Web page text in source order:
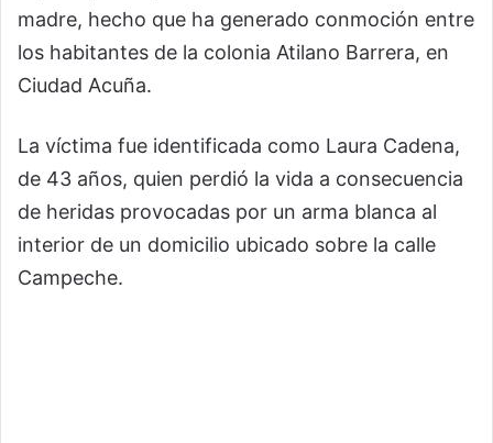
madre, hecho que ha generado conmoción entre
los habitantes de la colonia Atilano Barrera, en
Ciudad Acuña.
La víctima fue identificada como Laura Cadena,
de 43 años, quien perdió la vida a consecuencia
de heridas provocadas por un arma blanca al
interior de un domicilio ubicado sobre la calle
Campeche.